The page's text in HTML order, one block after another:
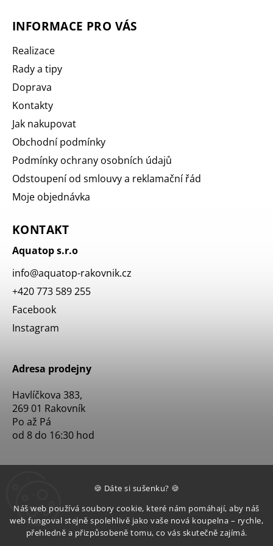
🍪 Dáte si sušenku? 🍪
Náš web používá soubory cookie, které nám pomáhají, aby náš
web fungoval stejně spolehlivě jako vaše nová koupelna – rychle,
přehledně a přizpůsobeně tomu, co vás skutečně zajímá.
INFORMACE PRO VÁS
Realizace
Rady a tipy
Doprava
Kontakty
Jak nakupovat
Obchodní podmínky
Podmínky ochrany osobních údajů
Odstoupení od smlouvy a reklamační řád
Moje objednávka
KONTAKT
Aquatop s.r.o
info@aquatop-rakovnik.cz
+420 773 589 255
Facebook
Instagram
Adresa prodejny
Havlíčkova 383,
269 01 Rakovník
Po až Pá
od 8 do 16:30 hod